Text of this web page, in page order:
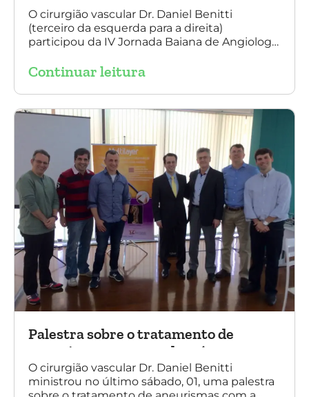
O cirurgião vascular Dr. Daniel Benitti
(terceiro da esquerda para a direita)
participou da IV Jornada Baiana de Angiologia
29 de outubro. Na foto também está
SBACV (Sociedade Brasileira de Angiologia e
de Cirurgia Vascular) Bahia.
Continuar leitura
Palestra sobre o tratamento de
aneurismas com a endoprótese
multilayer, em Porto Alegre
O cirurgião vascular Dr. Daniel Benitti
ministrou no último sábado, 01, uma palestra